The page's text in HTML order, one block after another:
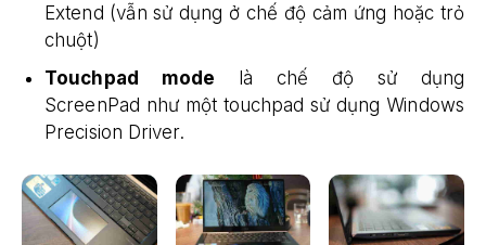
Extend (vẫn sử dụng ở chế độ cảm ứng hoặc trỏ
chuột)
Touchpad mode là chế độ sử dụng
ScreenPad như một touchpad sử dụng Windows
Precision Driver.